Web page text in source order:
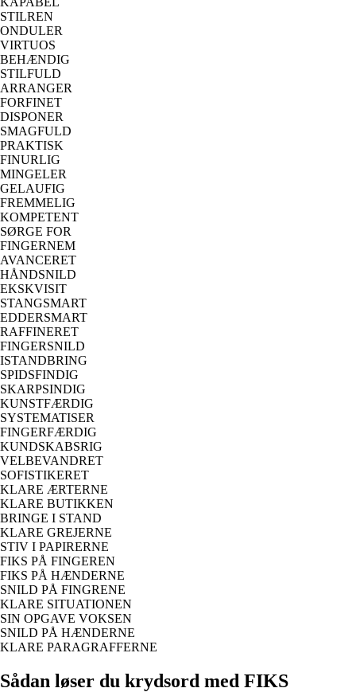
STILREN
ONDULER
VIRTUOS
BEHÆNDIG
STILFULD
ARRANGER
FORFINET
DISPONER
SMAGFULD
PRAKTISK
FINURLIG
MINGELER
GELAUFIG
FREMMELIG
KOMPETENT
SØRGE FOR
FINGERNEM
AVANCERET
HÅNDSNILD
EKSKVISIT
STANGSMART
EDDERSMART
RAFFINERET
FINGERSNILD
ISTANDBRING
SPIDSFINDIG
SKARPSINDIG
KUNSTFÆRDIG
SYSTEMATISER
FINGERFÆRDIG
KUNDSKABSRIG
VELBEVANDRET
SOFISTIKERET
KLARE ÆRTERNE
KLARE BUTIKKEN
BRINGE I STAND
KLARE GREJERNE
STIV I PAPIRERNE
FIKS PÅ FINGEREN
FIKS PÅ HÆNDERNE
SNILD PÅ FINGRENE
KLARE SITUATIONEN
SIN OPGAVE VOKSEN
SNILD PÅ HÆNDERNE
KLARE PARAGRAFFERNE
Sådan løser du krydsord med FIKS